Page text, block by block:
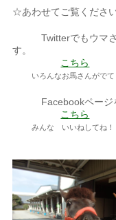
☆あわせてご覧くださ
Twitterでもウマさん
す。
こちら
いろんなお馬さんがでて
Facebookページを
こちら
みんな いいねしてね！